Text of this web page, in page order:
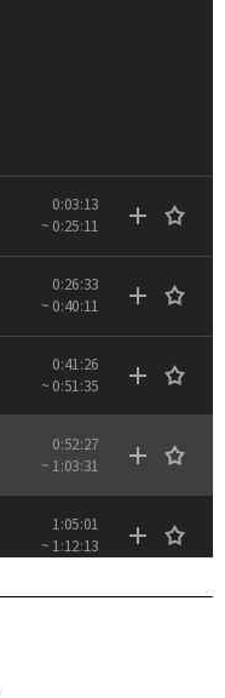
0:03:13
~ 0:25:11
0:26:33
~ 0:40:11
0:41:26
~ 0:51:35
0:52:27
~ 1:03:31
1:05:01
~ 1:12:13